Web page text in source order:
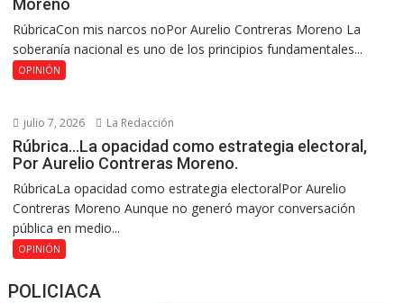
Moreno
RúbricaCon mis narcos noPor Aurelio Contreras Moreno La
soberanía nacional es uno de los principios fundamentales...
OPINIÓN
julio 7, 2026 La Redacción
Rúbrica…La opacidad como estrategia electoral,
Por Aurelio Contreras Moreno.
RúbricaLa opacidad como estrategia electoralPor Aurelio
Contreras Moreno Aunque no generó mayor conversación
pública en medio...
OPINIÓN
POLICIACA